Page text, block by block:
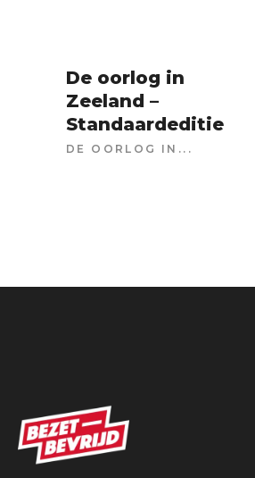
IN WINKELWAGEN
De oorlog in
Zeeland –
Standaardeditie
DE OORLOG IN...